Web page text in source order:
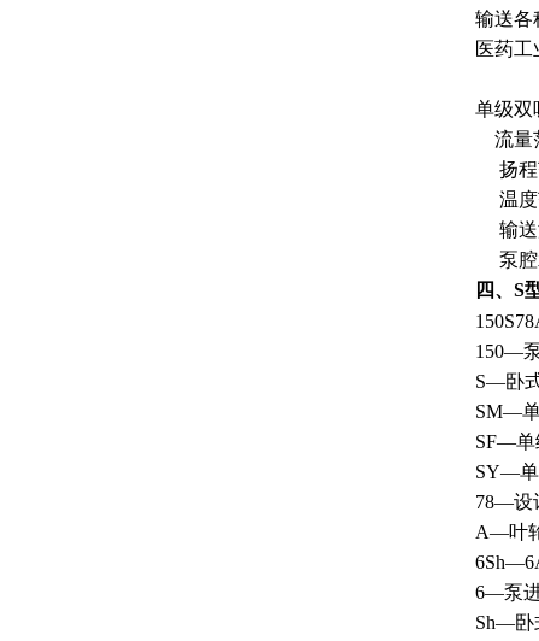
输送各
医药工
单级双
流量
扬程
温度
输送
泵腔
四、S
150—
S—卧
SM—
SF—单
SY—单
78—设
A—叶
6—泵
Sh—卧